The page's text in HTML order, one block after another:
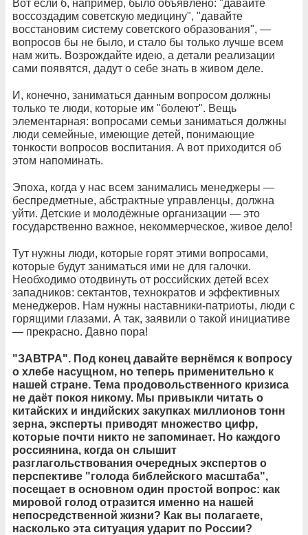
Вот если б, например, было объявлено: "давайте
воссоздадим советскую медицину", "давайте
восстановим систему советского образования", —
вопросов бы не было, и стало бы только лучше всем
нам жить. Возрождайте идею, а детали реализации
сами появятся, дадут о себе знать в живом деле.
И, конечно, заниматься данным вопросом должны
только те люди, которые им "болеют". Вещь
элементарная: вопросами семьи заниматься должны
люди семейные, имеющие детей, понимающие
тонкости вопросов воспитания. А вот приходится об
этом напоминать.
Эпоха, когда у нас всем занимались менеджеры —
беспредметные, абстрактные управленцы, должна
уйти. Детские и молодёжные организации — это
государственно важное, некоммерческое, живое дело!
Тут нужны люди, которые горят этими вопросами,
которые будут заниматься ими не для галочки.
Необходимо отодвинуть от российских детей всех
западников: сектантов, технократов и эффективных
менеджеров. Нам нужны наставники-патриоты, люди с
горящими глазами. А так, заявили о такой инициативе
— прекрасно. Давно пора!
"ЗАВТРА". Под конец давайте вернёмся к вопросу
о хлебе насущном, но теперь применительно к
нашей стране. Тема продовольственного кризиса
не даёт покоя никому. Мы привыкли читать о
китайских и индийских закупках миллионов тонн
зерна, эксперты приводят множество цифр,
которые почти никто не запоминает. Но каждого
россиянина, когда он слышит
разглагольствования очередных экспертов о
перспективе "голода библейского масштаба",
посещает в основном один простой вопрос: как
мировой голод отразится именно на нашей
непосредственной жизни? Как вы полагаете,
насколько эта ситуация ударит по России?